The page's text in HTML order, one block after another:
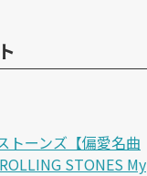
トーンズ【偏愛名曲
STONES My